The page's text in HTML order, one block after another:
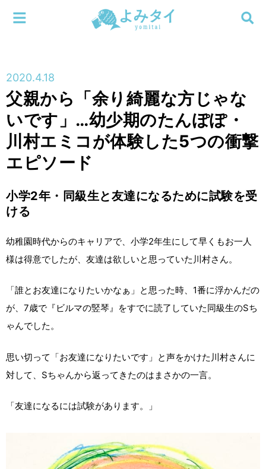
連載
新刊
特集
検索する
メニューを閉じる
2020.4.18
父親から「余り綺麗な方じゃな
いです」…幼少期のたんぽぽ・
川村エミコが体験した5つの衝撃
エピソード
小学2年・同級生と友達になるために試験を受
ける
幼稚園時代からのキャリアで、小学2年生にして早くもお一人
様は得意でしたが、友達は欲しいと思っていた川村さん。
「誰とお友達になりたいかなぁ」と思った時、1番に浮かんだの
が、7歳で『ビルマの竪琴』をすでに読了していた同級生のSち
ゃんでした。
思い切って「お友達になりたいです」と声をかけた川村さんに
対して、Sちゃんから返ってきたのはまさかの一言。
「友達になるには試験があります。」